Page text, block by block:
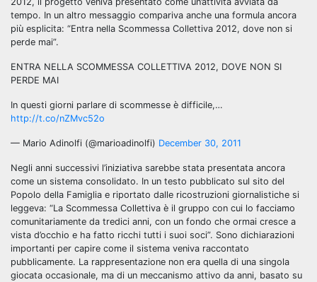
tempo. In un altro messaggio compariva anche una formula ancora
più esplicita: “Entra nella Scommessa Collettiva 2012, dove non si
perde mai”.
ENTRA NELLA SCOMMESSA COLLETTIVA 2012, DOVE NON SI
PERDE MAI
In questi giorni parlare di scommesse è difficile,…
http://t.co/nZMvc52o
— Mario Adinolfi (@marioadinolfi) December 30, 2011
Negli anni successivi l’iniziativa sarebbe stata presentata ancora
come un sistema consolidato. In un testo pubblicato sul sito del
Popolo della Famiglia e riportato dalle ricostruzioni giornalistiche si
leggeva: “La Scommessa Collettiva è il gruppo con cui lo facciamo
comunitariamente da tredici anni, con un fondo che ormai cresce a
vista d’occhio e ha fatto ricchi tutti i suoi soci”. Sono dichiarazioni
importanti per capire come il sistema veniva raccontato
pubblicamente. La rappresentazione non era quella di una singola
giocata occasionale, ma di un meccanismo attivo da anni, basato su